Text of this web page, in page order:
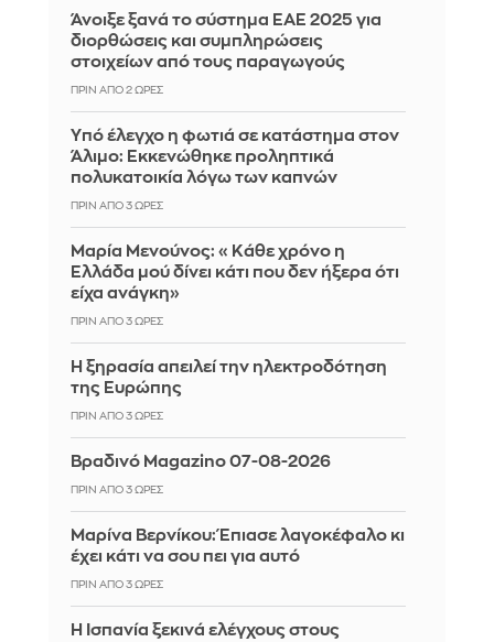
Άνοιξε ξανά το σύστημα ΕΑΕ 2025 για
διορθώσεις και συμπληρώσεις
στοιχείων από τους παραγωγούς
ΠΡΙΝ ΑΠΌ 2 ΏΡΕΣ
Yπό έλεγχο η φωτιά σε κατάστημα στον
Άλιμο: Εκκενώθηκε προληπτικά
πολυκατοικία λόγω των καπνών
ΠΡΙΝ ΑΠΌ 3 ΏΡΕΣ
Μαρία Μενούνος: «Κάθε χρόνο η
Ελλάδα μού δίνει κάτι που δεν ήξερα ότι
είχα ανάγκη»
ΠΡΙΝ ΑΠΌ 3 ΏΡΕΣ
Η ξηρασία απειλεί την ηλεκτροδότηση
της Ευρώπης
ΠΡΙΝ ΑΠΌ 3 ΏΡΕΣ
Βραδινό Magazino 07-08-2026
ΠΡΙΝ ΑΠΌ 3 ΏΡΕΣ
Μαρίνα Βερνίκου: Έπιασε λαγοκέφαλο κι
έχει κάτι να σου πει για αυτό
ΠΡΙΝ ΑΠΌ 3 ΏΡΕΣ
Η Ισπανία ξεκινά ελέγχους στους